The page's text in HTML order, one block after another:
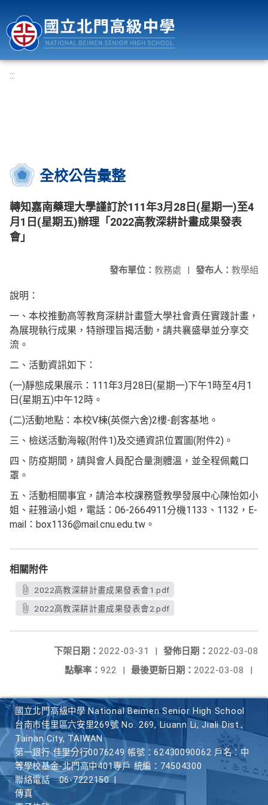
:::
全校公告彙整
轉知嘉南藥理大學謹訂於111年3月28日(星期一)至4
月1日(星期五)辦理「2022高教深耕計畫成果發表
會」
發布人： 教學組
發布單位： 教務處 |
說明：
一、本校推動高等教育深耕計畫暨大學社會責任實踐計畫，
為展現執行成果，特辦理旨揭活動，請共襄盛舉並分享交
流。
二、活動資訊如下：
(一)靜態成果展示：111年3月28日(星期一)下午1時至4月1
日(星期五)中午12時。
(二)活動地點：本校V棟(英傑六舍)2樓-創客基地。
三、檢送活動海報(附件1)及交通資訊位置圖(附件2)。
四、防疫期間，請與會人員配合量測體溫，並全程佩戴口
罩。
五、活動相關事宜，請洽本校課務暨教學發展中心陳怡如小
姐、莊雅涵小姐，電話：06-2664911分機1133、1132，E-
mail：box1136@mail.cnu.edu.tw。
相關附件
2022高教深耕計畫成果發表會1.pdf
2022高教深耕計畫成果發表會2.pdf
發佈日期： 2022-03-08
下架日期： 2022-03-31
|
最後更新日期： 2022-03-08 |
點擊率： 922 |
國立北門高級中學 National Beimen Senior High School
台南市佳里區六安里269號 No. 269, Liuann Li, Jiali Dist.,
Tainan City, TAIWAN
第一銀行 佳里分行0076249 帳號：62430090062 戶名：中
等學校基金-北門高中401專戶 統編：74504300
聯絡電話
06-7222150
傳真